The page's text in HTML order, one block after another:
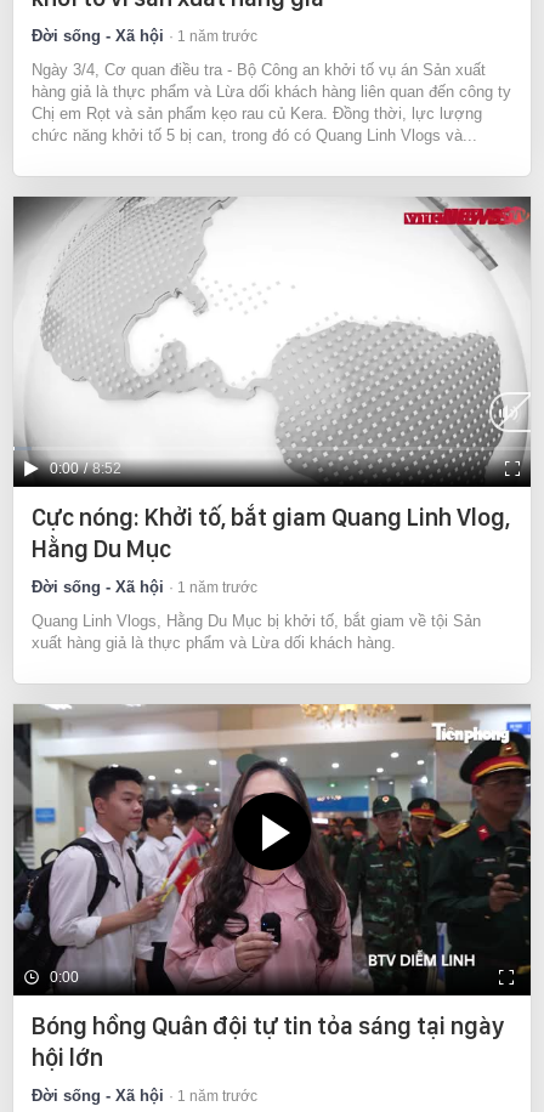
Đời sống - Xã hội 1 năm trước
Ngày 3/4, Cơ quan điều tra - Bộ Công an khởi tố vụ án Sản xuất
hàng giả là thực phẩm và Lừa dối khách hàng liên quan đến công ty
Chị em Rọt và sản phẩm kẹo rau củ Kera. Đồng thời, lực lượng
chức năng khởi tố 5 bị can, trong đó có Quang Linh Vlogs và...
Current
Time
0:00 / Duration
8:52
Cực nóng: Khởi tố, bắt giam Quang Linh Vlog,
Hằng Du Mục
Đời sống - Xã hội 1 năm trước
Quang Linh Vlogs, Hằng Du Mục bị khởi tố, bắt giam về tội Sản
xuất hàng giả là thực phẩm và Lừa dối khách hàng.
0:00
Bóng hồng Quân đội tự tin tỏa sáng tại ngày
hội lớn
Đời sống - Xã hội 1 năm trước